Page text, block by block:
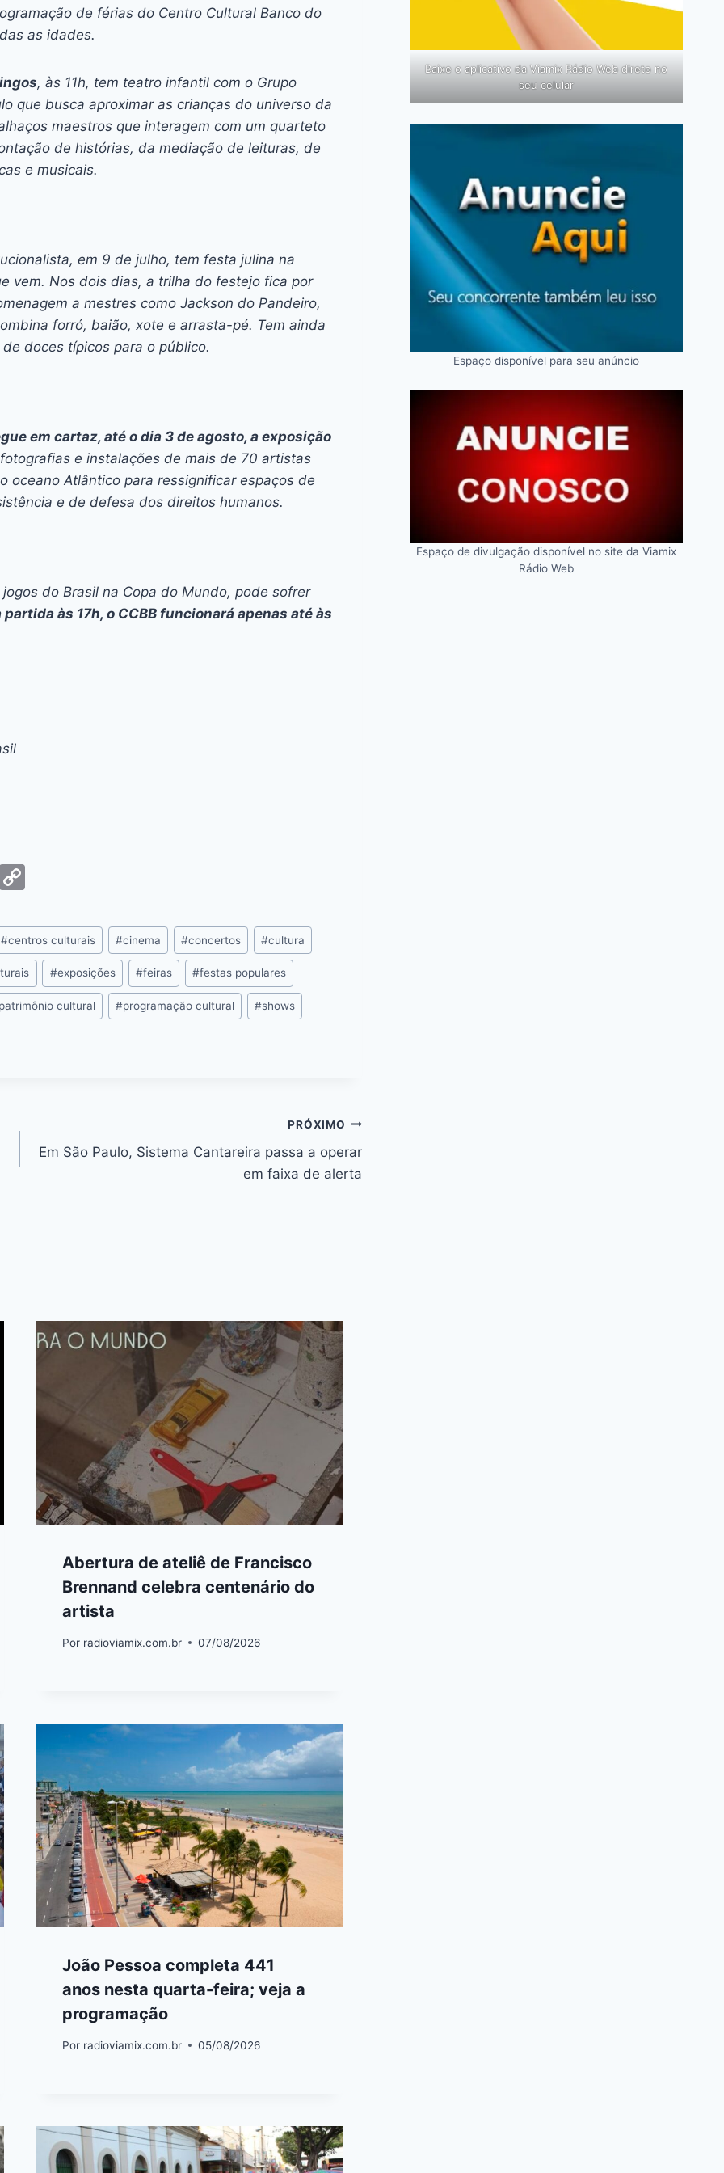
p
y
n
k
de férias do Centro Cultural Banco do
as idades.
, às 11h, tem teatro infantil com o Grupo
que busca aproximar as crianças do universo da
maestros que interagem com um quarteto
de histórias, da mediação de leituras, de
e musicais.
em 9 de julho, tem festa julina na
vem. Nos dois dias, a trilha do festejo fica por
a mestres como Jackson do Pandeiro,
forró, baião, xote e arrasta-pé. Tem ainda
doces típicos para o público.
em cartaz, até o dia 3 de agosto, a exposição
e instalações de mais de 70 artistas
Atlântico para ressignificar espaços de
e de defesa dos direitos humanos.
do Brasil na Copa do Mundo, pode sofrer
às 17h, o CCBB funcionará apenas até às
G
p
y
Li
n
#centros culturais #cinema #concertos #cultura
#exposições #feiras #festas populares
cultural #programação cultural #shows
PRÓXIMO
Em São Paulo, Sistema Cantareira passa a operar
em faixa de alerta
Abertura de ateliê de Francisco
Brennand celebra centenário do
artista
Por radioviamix.com.br 07/08/2026
João Pessoa completa 441
anos nesta quarta-feira; veja a
programação
Por radioviamix.com.br 05/08/2026
Baixe o aplicativo da Viamix Rádio Web direto no
seu celular
Espaço disponível para seu anúncio
Espaço de divulgação disponível no site da Viamix
Rádio Web